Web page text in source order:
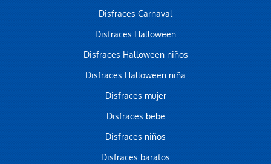
Disfraces Carnaval
Disfraces Halloween
Disfraces Halloween niños
Disfraces Halloween niña
Disfraces mujer
Disfraces bebe
Disfraces niños
Disfraces baratos